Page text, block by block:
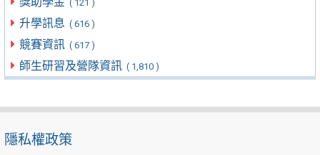
( 121 )
升學訊息 ( 616 )
競賽資訊 ( 617 )
師生研習及營隊資訊 ( 1,810 )
隱私權政策